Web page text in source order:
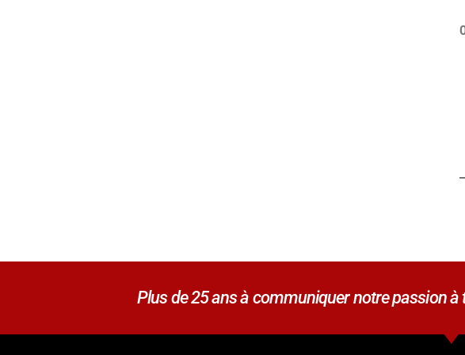
Plus de 25 ans à communiquer notre passion